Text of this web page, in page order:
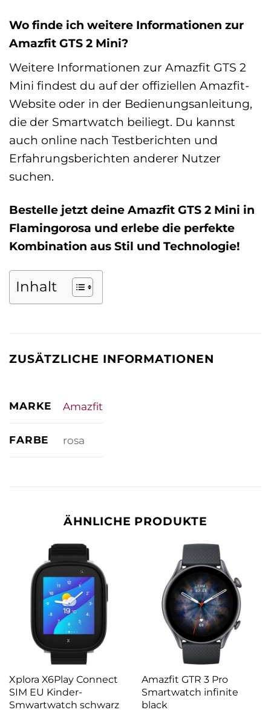
Wo finde ich weitere Informationen zur
Amazfit GTS 2 Mini?
Weitere Informationen zur Amazfit GTS 2
Mini findest du auf der offiziellen Amazfit-
Website oder in der Bedienungsanleitung,
die der Smartwatch beiliegt. Du kannst
auch online nach Testberichten und
Erfahrungsberichten anderer Nutzer
suchen.
Bestelle jetzt deine Amazfit GTS 2 Mini in
Flamingorosa und erlebe die perfekte
Kombination aus Stil und Technologie!
Inhalt
ZUSÄTZLICHE INFORMATIONEN
MARKE Amazfit
FARBE rosa
ÄHNLICHE PRODUKTE
Xplora X6Play Connect
SIM EU Kinder-
Smwartwatch schwarz
Amazfit GTR 3 Pro
Smartwatch infinite
black